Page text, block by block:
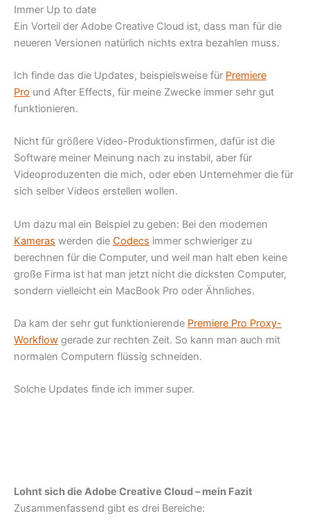
Immer Up to date
Ein Vorteil der Adobe Creative Cloud ist, dass man für die
neueren Versionen natürlich nichts extra bezahlen muss.
Ich finde das die Updates, beispielsweise für Premiere
Pro und After Effects, für meine Zwecke immer sehr gut
funktionieren.
Nicht für größere Video-Produktionsfirmen, dafür ist die
Software meiner Meinung nach zu instabil, aber für
Videoproduzenten die mich, oder eben Unternehmer die für
sich selber Videos erstellen wollen.
Um dazu mal ein Beispiel zu geben: Bei den modernen
Kameras werden die Codecs immer schwieriger zu
berechnen für die Computer, und weil man halt eben keine
große Firma ist hat man jetzt nicht die dicksten Computer,
sondern vielleicht ein MacBook Pro oder Ähnliches.
Da kam der sehr gut funktionierende Premiere Pro Proxy-
Workflow gerade zur rechten Zeit. So kann man auch mit
normalen Computern flüssig schneiden.
Solche Updates finde ich immer super.
Lohnt sich die Adobe Creative Cloud – mein Fazit
Zusammenfassend gibt es drei Bereiche: